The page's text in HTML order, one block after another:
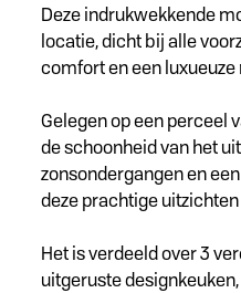
Deze indrukwekkende
locatie, dicht bij alle
comfort en een
Gelegen op een perceel
de schoonheid van het
zonsondergangen en
deze prachtige
Het is verdeeld over 3
uitgeruste